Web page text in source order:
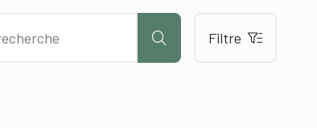
Filtre